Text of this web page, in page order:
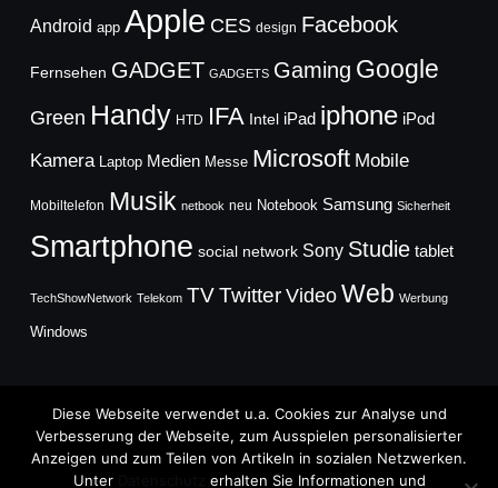
Android app Apple CES design Facebook
Fernsehen GADGET GADGETS Gaming Google
Green Handy HTD IFA Intel iPad iphone iPod
Kamera Laptop Medien Messe Microsoft Mobile
Mobiltelefon Musik netbook neu Notebook Samsung Sicherheit
Smartphone social network Sony Studie tablet
TechShowNetwork Telekom TVTwitter Video Web Werbung
Windows
Copyright © 2026
Diese Webseite verwendet u.a. Cookies zur Analyse und
Verbesserung der Webseite, zum Ausspielen personalisierter
Anzeigen und zum Teilen von Artikeln in sozialen Netzwerken.
Unter
erhalten Sie Informationen und